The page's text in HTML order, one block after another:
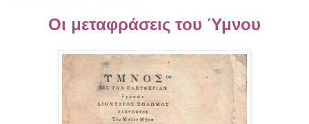
Οι μεταφράσεις του Ύμνου